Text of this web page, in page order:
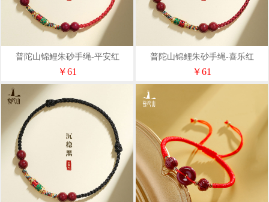
普陀山锦鲤朱砂手绳-平安红
￥61
普陀山锦鲤朱砂手绳-喜乐红
￥61